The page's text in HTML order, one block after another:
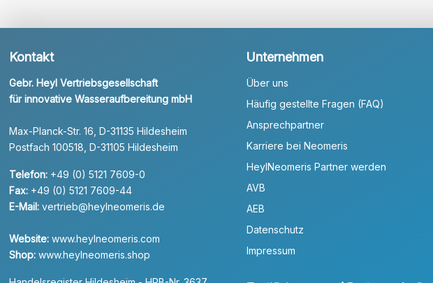
Kontakt
Gebr. Heyl Vertriebsgesellschaft
für innovative Wasseraufbereitung mbH
Max-Planck-Str. 16, D-31135 Hildesheim
Postfach 100518, D-31105 Hildesheim
Telefon: +49 (0) 5121 7609-0
Fax: +49 (0) 5121 7609-44
E-Mail: vertrieb@heylneomeris.de
Website: www.heylneomeris.com
Shop: www.heylneomeris.shop
Unternehmen
Über uns
Häufig gestellte Fragen (FAQ)
Ansprechpartner
Karriere bei Neomeris
HeylNeomeris Partner werden
AVB
AEB
Datenschutz
Impressum